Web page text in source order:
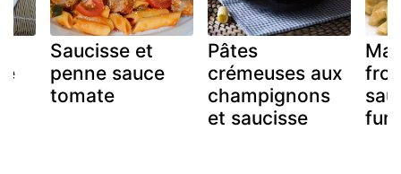
Saucisse et
penne sauce
tomate
Pâtes
crémeuses aux
champignons
et saucisse